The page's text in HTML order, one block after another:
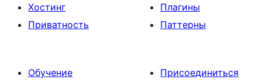
Хостинг
Приватность
Плагины
Паттерны
Обучение
Присоединиться